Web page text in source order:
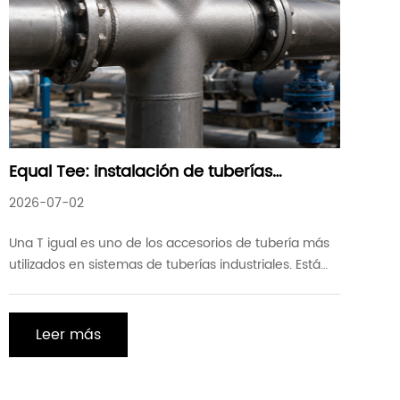
Equal Tee: instalación de tuberías
confiable para una distribución eficiente
de fluidos
2026-07-02
Una T igual es uno de los accesorios de tubería más
utilizados en sistemas de tuberías industriales. Está
diámetro, lo que permite que el flujo de líquidos,
gases u otros medios se ramificen o se fusionen en
Leer más